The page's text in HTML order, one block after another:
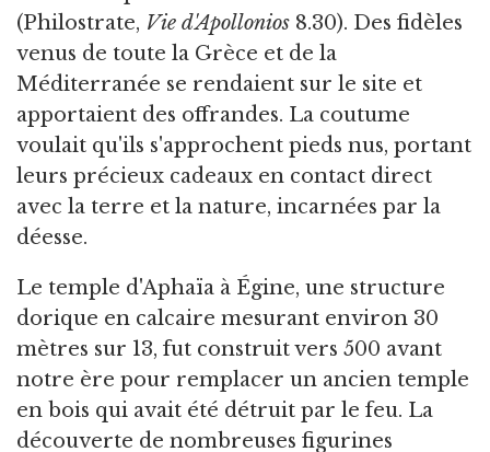
(Philostrate, Vie d'Apollonios 8.30). Des fidèles
venus de toute la Grèce et de la
Méditerranée se rendaient sur le site et
apportaient des offrandes. La coutume
voulait qu'ils s'approchent pieds nus, portant
leurs précieux cadeaux en contact direct
avec la terre et la nature, incarnées par la
déesse.
Le temple d'Aphaïa à Égine, une structure
dorique en calcaire mesurant environ 30
mètres sur 13, fut construit vers 500 avant
notre ère pour remplacer un ancien temple
en bois qui avait été détruit par le feu. La
découverte de nombreuses figurines